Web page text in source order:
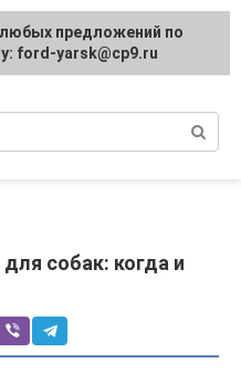
плюсы и
собак: когда и
предложений по
ford-yarsk@cp9.ru